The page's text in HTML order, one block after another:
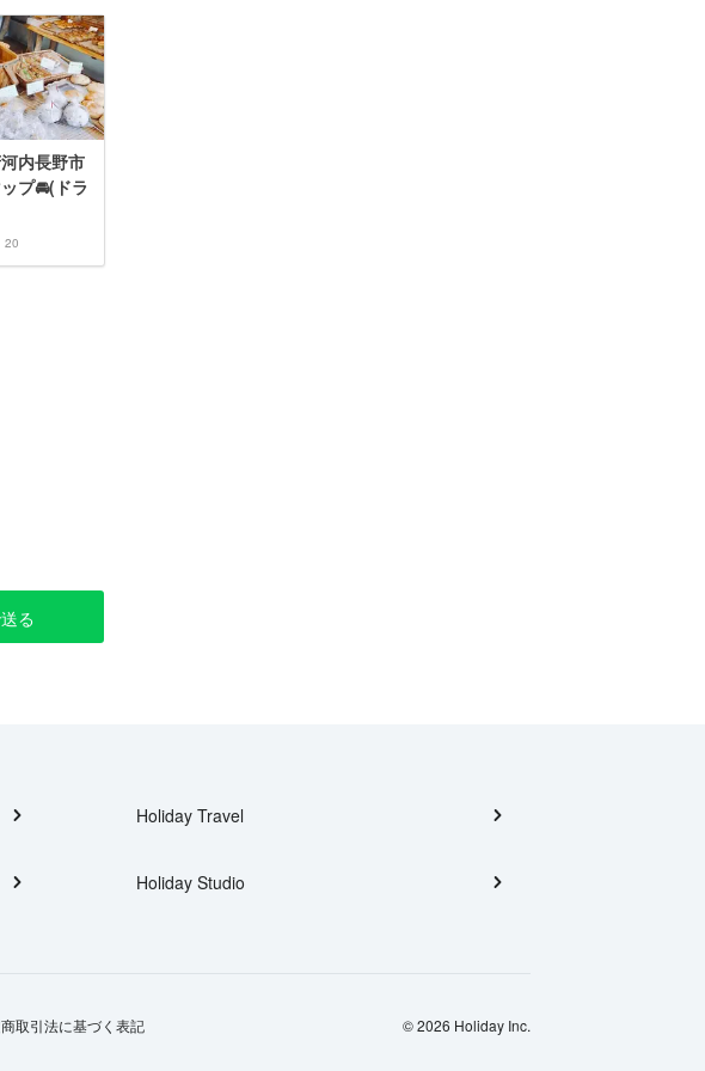
内長野市
プ🚘(ドラ
20
る
Holiday Travel
Holiday Studio
取引法に基づく表記 © 2026 Holiday Inc.